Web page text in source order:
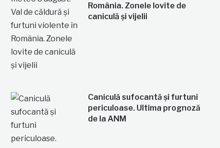
România. Zonele lovite de
caniculă și vijelii
Caniculă sufocantă și furtuni
periculoase. Ultima prognoză
de la ANM